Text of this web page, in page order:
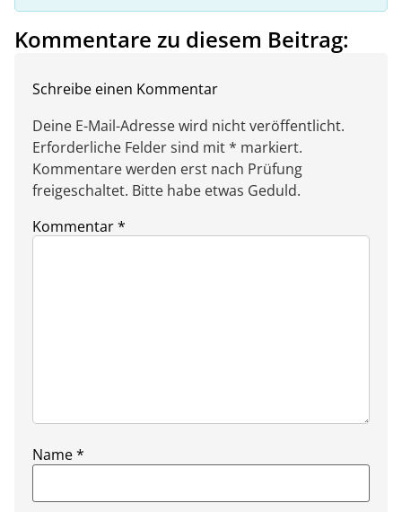
Kommentare zu diesem Beitrag:
Schreibe einen Kommentar
Deine E-Mail-Adresse wird nicht veröffentlicht.
Erforderliche Felder sind mit * markiert.
Kommentare werden erst nach Prüfung
freigeschaltet. Bitte habe etwas Geduld.
Kommentar*
Name*